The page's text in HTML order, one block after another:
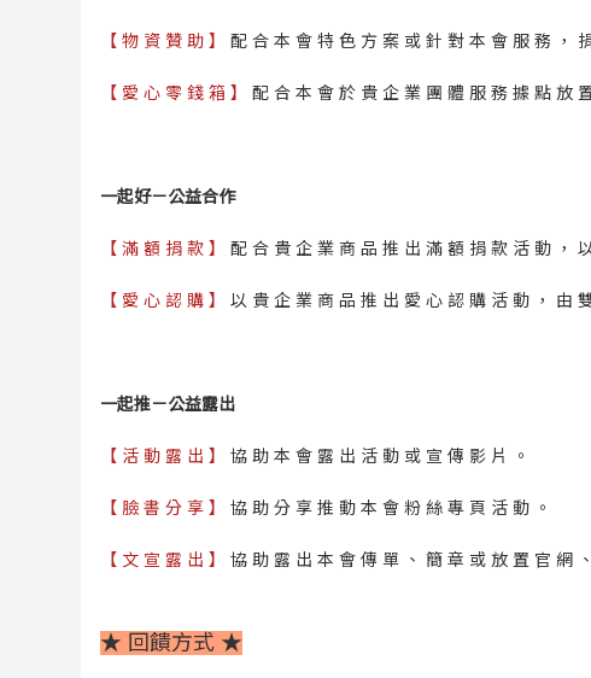
【 物 資 贊 助 】 配 合 本 會 特 色 方 案 或 針 對 本 會 服 務 ，
【 愛 心 零 錢 箱 】 配 合 本 會 於 貴 企 業 團 體 服 務 據 點 放
一起好－公益合作
【 滿 額 捐 款 】 配 合 貴 企 業 商 品 推 出 滿 額 捐 款 活 動 ，
【 愛 心 認 購 】 以 貴 企 業 商 品 推 出 愛 心 認 購 活 動 ， 由
一起推－公益露出
【 活 動 露 出 】 協 助 本 會 露 出 活 動 或 宣 傳 影 片 。
【 臉 書 分 享 】 協 助 分 享 推 動 本 會 粉 絲 專 頁 活 動 。
【 文 宣 露 出 】 協 助 露 出 本 會 傳 單 、 簡 章 或 放 置 官 網
★ 回饋方式 ★